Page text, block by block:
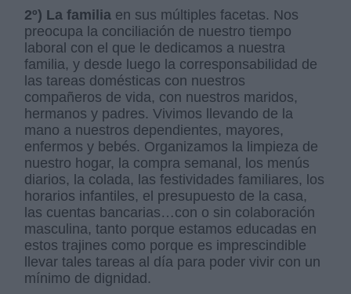
2º) La familia en sus múltiples facetas. Nos
preocupa la conciliación de nuestro tiempo
laboral con el que le dedicamos a nuestra
familia, y desde luego la corresponsabilidad de
las tareas domésticas con nuestros
compañeros de vida, con nuestros maridos,
hermanos y padres. Vivimos llevando de la
mano a nuestros dependientes, mayores,
enfermos y bebés. Organizamos la limpieza de
nuestro hogar, la compra semanal, los menús
diarios, la colada, las festividades familiares, los
horarios infantiles, el presupuesto de la casa,
las cuentas bancarias…con o sin colaboración
masculina, tanto porque estamos educadas en
estos trajines como porque es imprescindible
llevar tales tareas al día para poder vivir con un
mínimo de dignidad.